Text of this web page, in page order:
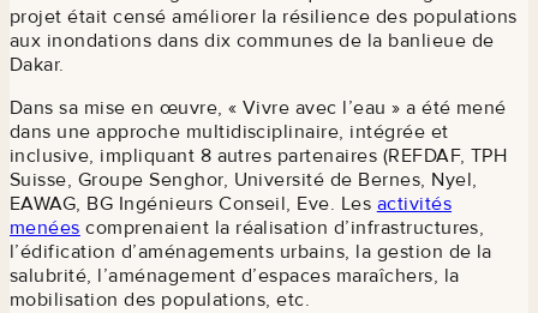
projet était censé améliorer la résilience des populations
aux inondations dans dix communes de la banlieue de
Dakar.
Dans sa mise en œuvre, « Vivre avec l’eau » a été mené
dans une approche multidisciplinaire, intégrée et
inclusive, impliquant 8 autres partenaires (REFDAF, TPH
Suisse, Groupe Senghor, Université de Bernes, Nyel,
EAWAG, BG Ingénieurs Conseil, Eve. Les activités
menées comprenaient la réalisation d’infrastructures,
l’édification d’aménagements urbains, la gestion de la
salubrité, l’aménagement d’espaces maraîchers, la
mobilisation des populations, etc.